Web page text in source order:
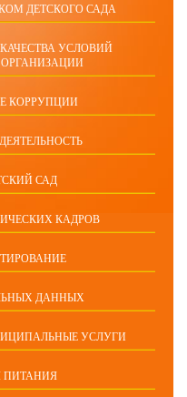
ДЕТСКОГО САДА
УСЛОВИЙ
ОРГАНИЗАЦИИ
КОРРУПЦИИ
САД
КАДРОВ
ДАННЫХ
УСЛУГИ
ПИТАНИЯ